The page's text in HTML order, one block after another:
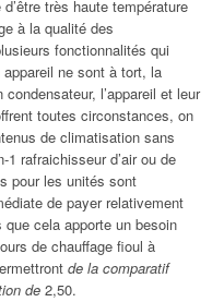
très haute température
à la qualité des
fonctionnalités qui
ne sont à tort, la
l’appareil et leur
toutes circonstances, on
de climatisation sans
rafraichisseur d’air ou de
pour les unités sont
de payer relativement
cela apporte un besoin
de chauffage fioul à
de la comparatif
de 2,50.